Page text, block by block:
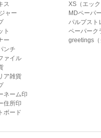
ス
ャー
ト
ー
ンチ
ァイル
ア雑貨
ネーム印
住所印
ボード
XS（エッ
MDペーパ
パルプスト
ペーパーク
greetings